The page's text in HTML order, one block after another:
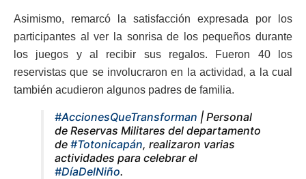
Asimismo, remarcó la satisfacción expresada por los
participantes al ver la sonrisa de los pequeños durante
los juegos y al recibir sus regalos. Fueron 40 los
reservistas que se involucraron en la actividad, a la cual
también acudieron algunos padres de familia.
#AccionesQueTransforman | Personal
de Reservas Militares del departamento
de #Totonicapán, realizaron varias
actividades para celebrar el
#DíaDelNiño.